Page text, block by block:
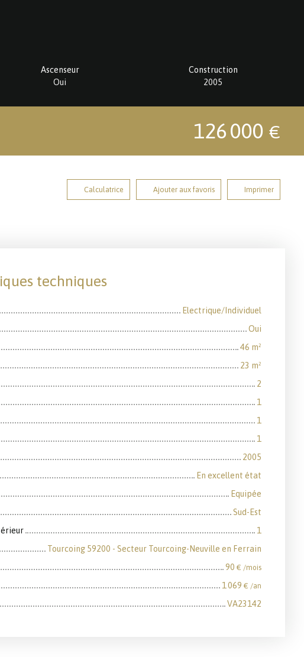
Ascenseur
Oui
Construction
2005
126 000 €
Calculatrice Ajouter aux favoris Imprimer
techniques
Electrique/Individuel
Oui
46 m²
23 m²
2
1
1
1
2005
En excellent état
Equipée
Sud-Est
1
Tourcoing 59200 - Secteur Tourcoing-Neuville en Ferrain
90 € /mois
1 069 € /an
VA23142